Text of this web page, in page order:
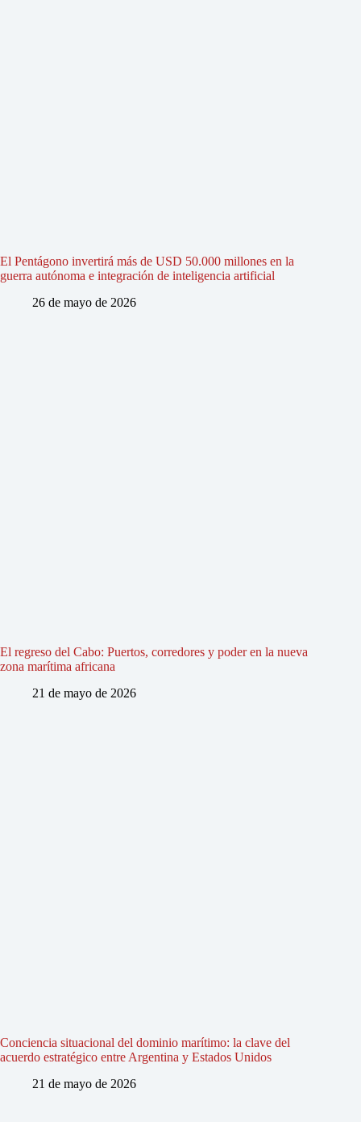
El Pentágono invertirá más de USD 50.000 millones en la
guerra autónoma e integración de inteligencia artificial
26 de mayo de 2026
El regreso del Cabo: Puertos, corredores y poder en la nueva
zona marítima africana
21 de mayo de 2026
Conciencia situacional del dominio marítimo: la clave del
acuerdo estratégico entre Argentina y Estados Unidos
21 de mayo de 2026